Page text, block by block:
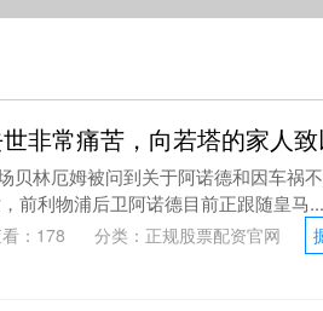
非常痛苦，向若塔的家人
贝林厄姆被问到关于阿诺德和因车祸
前利物浦后卫阿诺德目前正跟随皇马
： 178 分类： 正规股票配资官网